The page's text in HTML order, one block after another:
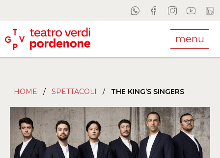
menu
HOME / SPETTACOLI / THE KING’S SINGERS